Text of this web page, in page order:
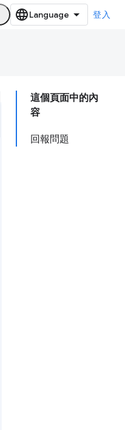
登入
這個頁面中的內
容
回報問題